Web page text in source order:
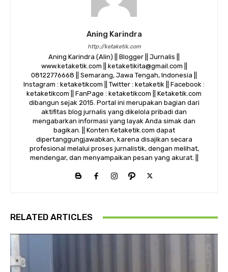
Aning Karindra
http://ketaketik.com
Aning Karindra (Alin) || Blogger || Jurnalis ||
www.ketaketik.com || ketaketikita@gmail.com ||
08122776668 || Semarang, Jawa Tengah, Indonesia ||
Instagram : ketaketikcom || Twitter : ketaketik || Facebook :
ketaketikcom || FanPage : ketaketikcom || Ketaketik.com
dibangun sejak 2015. Portal ini merupakan bagian dari
aktifitas blog jurnalis yang dikelola pribadi dan
mengabarkan informasi yang layak Anda simak dan
bagikan. || Konten Ketaketik.com dapat
dipertanggungjawabkan, karena disajikan secara
profesional melalui proses jurnalistik, dengan melihat,
mendengar, dan menyampaikan pesan yang akurat. ||
RELATED ARTICLES